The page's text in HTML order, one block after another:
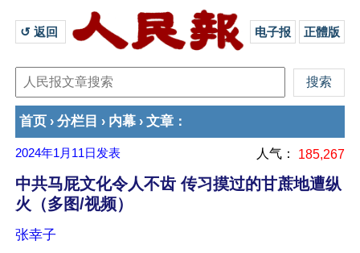
↺ 返回 电子报 正體版
首页 › 分栏目 › 内幕 › 文章 ：
2024年1月11日 发表 人气： 185,267
中共马屁文化令人不齿 传习摸过的甘蔗地遭纵
火（多图/视频）
张幸子